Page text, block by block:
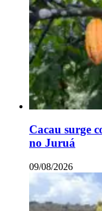
Cacau surge
no Juruá
09/08/2026